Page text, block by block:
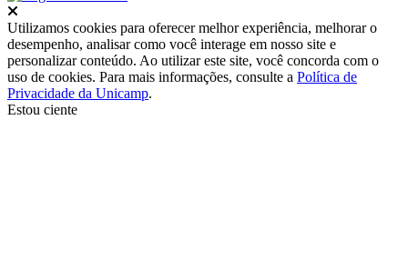
Utilizamos cookies para oferecer melhor experiência, melhorar o
desempenho, analisar como você interage em nosso site e
personalizar conteúdo. Ao utilizar este site, você concorda com o
uso de cookies. Para mais informações, consulte a Política de
Privacidade da Unicamp.
Estou ciente